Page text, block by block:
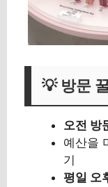
💡 방문
오전 방
예산을
기
평일 오